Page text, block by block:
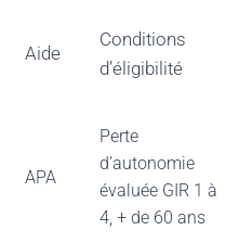
Aide
Conditions
d’éligibilité
APA
Perte
d’autonomie
évaluée GIR 1 à
4, + de 60 ans